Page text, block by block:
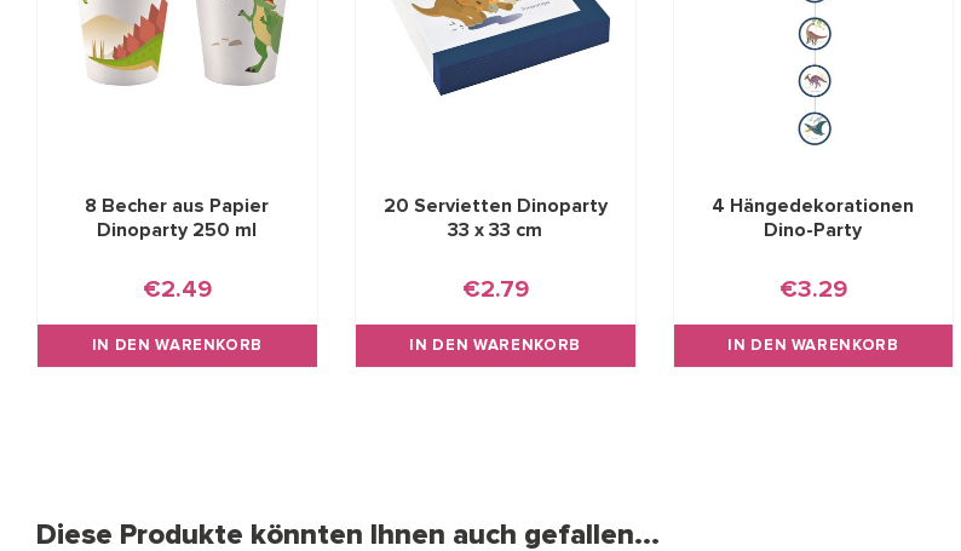
8 Becher aus Papier
Dinoparty 250 ml
€2.49
IN DEN WARENKORB
20 Servietten Dinoparty
33 x 33 cm
€2.79
IN DEN WARENKORB
4 Hängedekorationen
Dino-Party
€3.29
IN DEN WARENKORB
Diese Produkte könnten Ihnen auch gefallen...